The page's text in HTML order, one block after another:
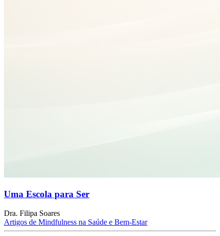
Uma Escola para Ser
Dra. Filipa Soares
Artigos de Mindfulness na Saúde e Bem-Estar